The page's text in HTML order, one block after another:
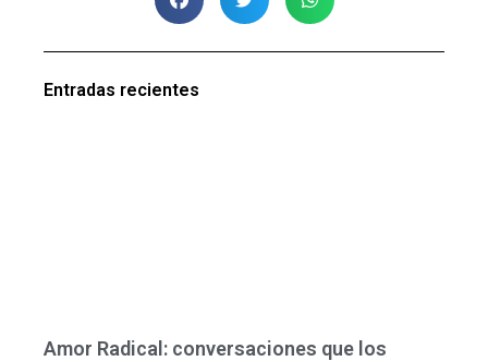
Entradas recientes
Amor Radical: conversaciones que los